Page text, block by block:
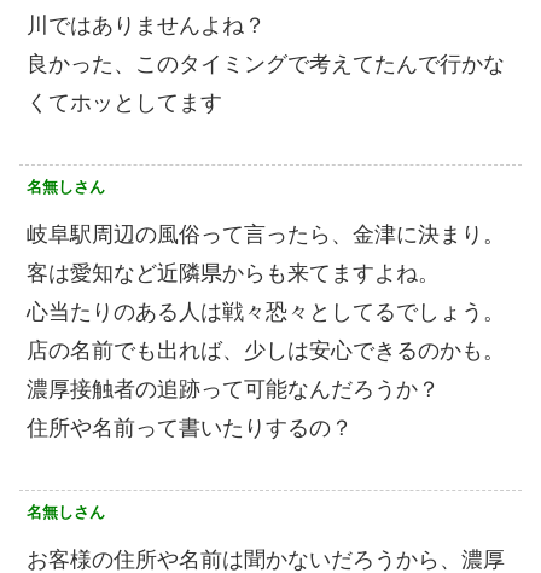
川ではありませんよね？
良かった、このタイミングで考えてたんで行かな
くてホッとしてます
名無しさん
岐阜駅周辺の風俗って言ったら、金津に決まり。
客は愛知など近隣県からも来てますよね。
心当たりのある人は戦々恐々としてるでしょう。
店の名前でも出れば、少しは安心できるのかも。
濃厚接触者の追跡って可能なんだろうか？
住所や名前って書いたりするの？
名無しさん
お客様の住所や名前は聞かないだろうから、濃厚